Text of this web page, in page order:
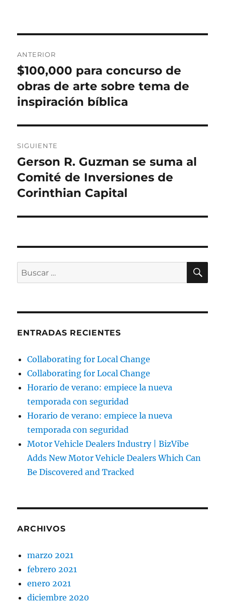
de
entradas
ANTERIOR
Entrada
anterior:
$100,000 para concurso de
obras de arte sobre tema de
inspiración bíblica
SIGUIENTE
Entrada
siguiente:
Gerson R. Guzman se suma al
Comité de Inversiones de
Corinthian Capital
Buscar
por:
ENTRADAS RECIENTES
Collaborating for Local Change
Collaborating for Local Change
Horario de verano: empiece la nueva
temporada con seguridad
Horario de verano: empiece la nueva
temporada con seguridad
Motor Vehicle Dealers Industry | BizVibe
Adds New Motor Vehicle Dealers Which Can
Be Discovered and Tracked
ARCHIVOS
marzo 2021
febrero 2021
enero 2021
diciembre 2020